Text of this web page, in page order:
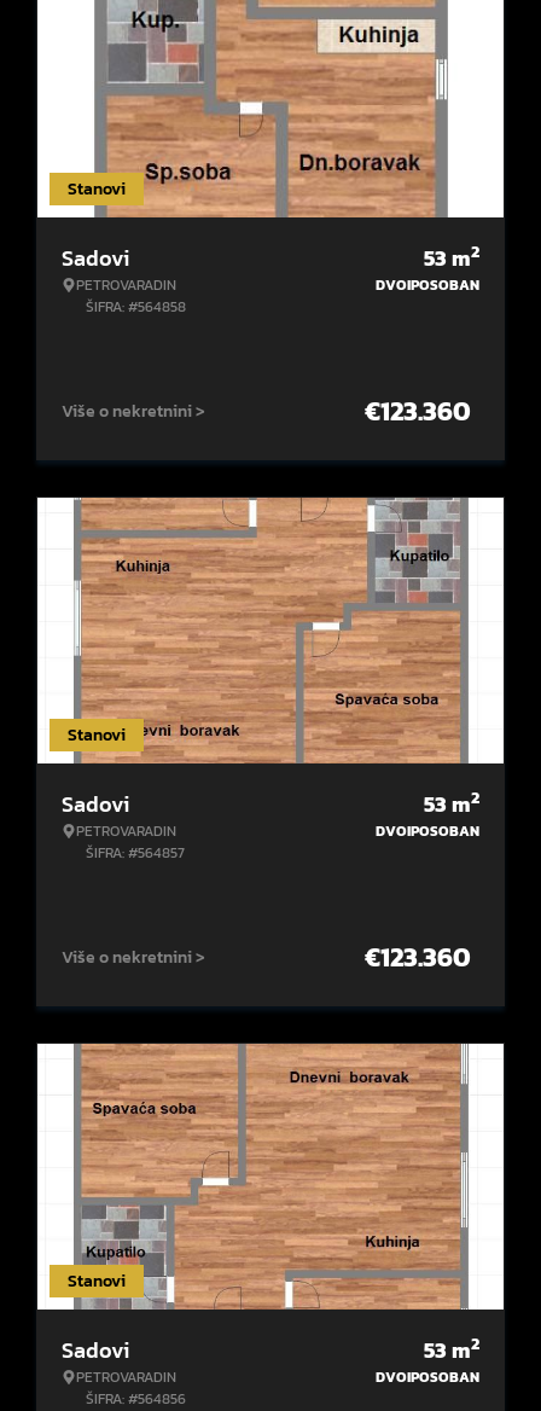
Stanovi
Sadovi
PETROVARADIN
ŠIFRA: #564858
53m2
DVOIPOSOBAN
Više o nekretnini > €123.360
Stanovi
Sadovi
PETROVARADIN
ŠIFRA: #564857
53m2
DVOIPOSOBAN
Više o nekretnini > €123.360
Stanovi
Sadovi
PETROVARADIN
ŠIFRA: #564856
53m2
DVOIPOSOBAN